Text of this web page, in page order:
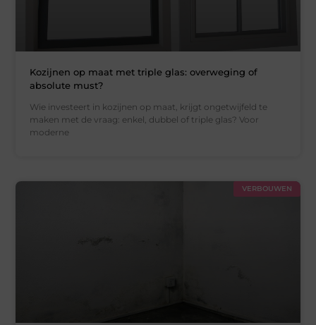
Kozijnen op maat met triple glas: overweging of
absolute must?
Wie investeert in kozijnen op maat, krijgt ongetwijfeld te
maken met de vraag: enkel, dubbel of triple glas? Voor
moderne
VERBOUWEN